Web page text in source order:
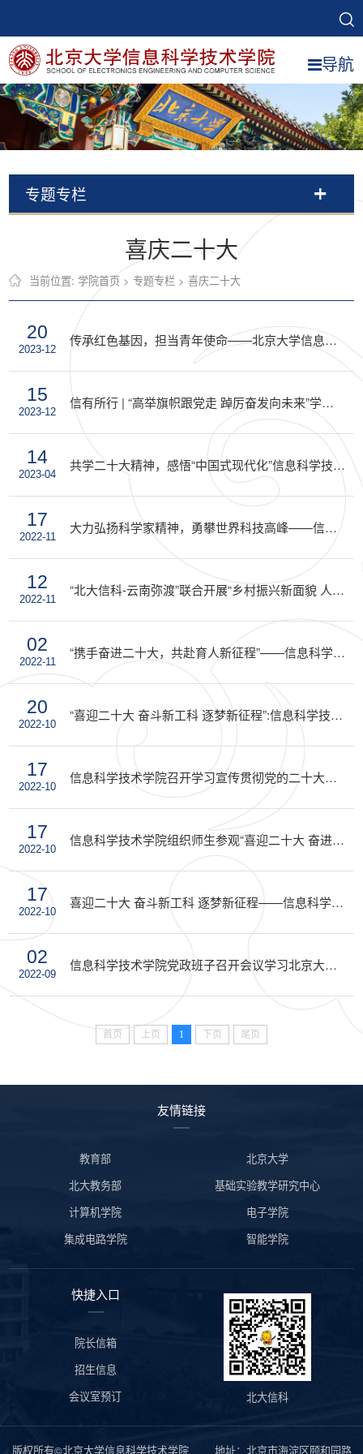
导航
专题专栏
喜庆二十大
当前位置:学院首页 >专题专栏 >喜庆二十大
20
2023-12
传承红色基因，担当青年使命——北京大学信息科学技术学院第3期政治素养提升班前往北大红楼实践学习
15
2023-12
信有所行 | “高举旗帜跟党走 踔厉奋发向未来”学院2023年思政实践课程总结展示大会举行
14
2023-04
共学二十大精神，感悟“中国式现代化”信息科学技术学院本科生第三党支部和社会学系本科生联合党支部举办师生互学共建活动
17
2022-11
大力弘扬科学家精神，勇攀世界科技高峰——信息科学技术学院举办学习党的二十大精神，“科学报国的最美奋斗者王选”主题报告会
12
2022-11
“北大信科-云南弥渡”联合开展“乡村振兴新面貌 人才强国‘信’征程”学习贯彻党的二十大精神主题交流会
02
2022-11
“携手奋进二十大，共赴育人新征程”——信息科学技术学院举办班主任座谈会
20
2022-10
“喜迎二十大 奋斗新工科 逐梦新征程”:信息科学技术学院召开“学习二十大精神、做好党员发展工作”主题交流会
17
2022-10
信息科学技术学院召开学习宣传贯彻党的二十大系列活动安排部署会议
17
2022-10
信息科学技术学院组织师生参观“喜迎二十大 奋进新时代——北京大学改革发展十年成果图片展”
17
2022-10
喜迎二十大 奋斗新工科 逐梦新征程——信息科学技术学院师生集体学习党的二十大开幕大会
02
2022-09
信息科学技术学院党政班子召开会议学习北京大学第十四次党代会精神
首页 上页 1 下页 尾页
友情链接
教育部
北京大学
北大教务部
基础实验教学研究中心
计算机学院
电子学院
集成电路学院
智能学院
北大信科
快捷入口
院长信箱
招生信息
会议室预订
版权所有©北京大学信息科学技术学院 地址：北京市海淀区颐和园路